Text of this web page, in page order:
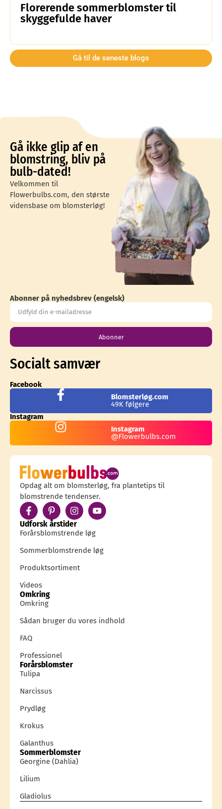
Florerende sommerblomster til
skyggefulde haver
Gå til de seneste blogs
Gå ikke glip af en
blomstring, bliv på
bulb-dated!
Velkommen til
Flowerbulbs.com, den største
vidensbase om blomsterløg!
Abonner på nyhedsbrev (engelsk)
Abonner
Socialt samvær
Facebook
Blomsterløg.com
49K følgere
Instagram
Instagram
@Flowerbulbs.com
Opdag alt om blomsterløg, fra plantetips til
blomstrende tendenser.
Udforsk årstider
Forårsblomstrende løg
Sommerblomstrende løg
Produktsortiment
Videos
Omkring
Omkring
Sådan bruger du vores indhold
FAQ
Professionel
Forårsblomster
Tulipa
Narcissus
Prydløg
Krokus
Galanthus
Sommerblomster
Georgine (Dahlia)
Lilium
Gladiolus